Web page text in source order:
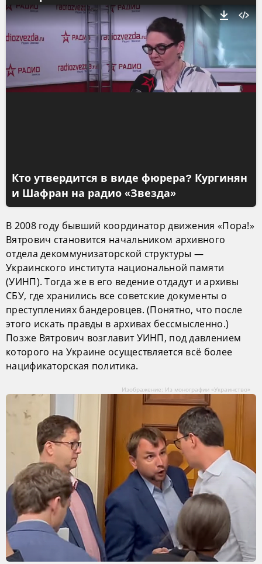
Кто утвердится в виде фюрера? Кургинян
и Шафран на радио «Звезда»
В 2008 году бывший координатор движения «Пора!»
Вятрович становится начальником архивного
отдела декоммунизаторской структуры —
Украинского института национальной памяти
(УИНП). Тогда же в его ведение отдадут и архивы
СБУ, где хранились все советские документы о
преступлениях бандеровцев. (Понятно, что после
этого искать правды в архивах бессмысленно.)
Позже Вятрович возглавит УИНП, под давлением
которого на Украине осуществляется всё более
нацификаторская политика.
Изображение: Из монографии «Украинство»